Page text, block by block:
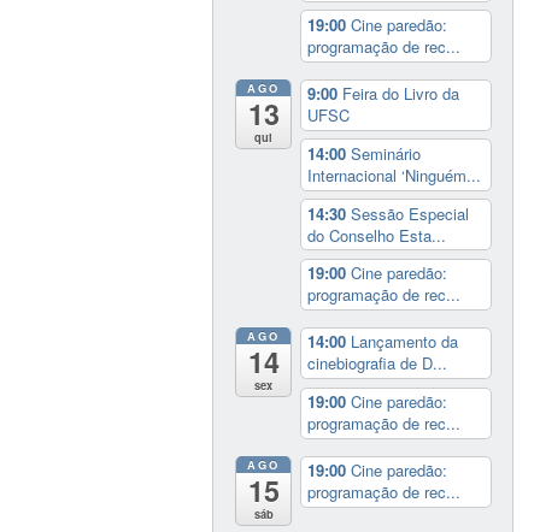
19:00Cine paredão:
programação de rec...
AGO
13
qui
9:00 Feira do Livro da
UFSC
14:00Seminário
Internacional ‘Ninguém...
14:30Sessão Especial
do Conselho Esta...
19:00Cine paredão:
programação de rec...
AGO
14
sex
14:00 Lançamento da
cinebiografia de D...
19:00Cine paredão:
programação de rec...
AGO
15
sáb
19:00Cine paredão:
programação de rec...